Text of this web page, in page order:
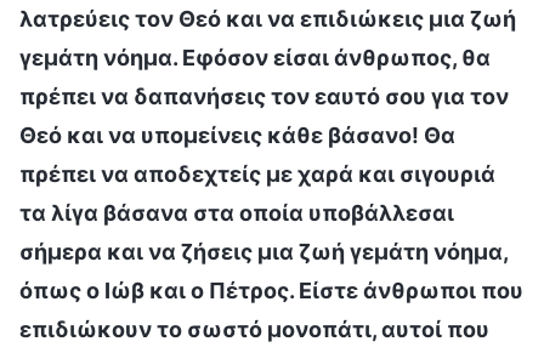
λατρεύεις τον Θεό και να επιδιώκεις μια ζωή
γεμάτη νόημα. Εφόσον είσαι άνθρωπος, θα
πρέπει να δαπανήσεις τον εαυτό σου για τον
Θεό και να υπομείνεις κάθε βάσανο! Θα
πρέπει να αποδεχτείς με χαρά και σιγουριά
τα λίγα βάσανα στα οποία υποβάλλεσαι
σήμερα και να ζήσεις μια ζωή γεμάτη νόημα,
όπως ο Ιώβ και ο Πέτρος. Είστε άνθρωποι που
επιδιώκουν το σωστό μονοπάτι, αυτοί που